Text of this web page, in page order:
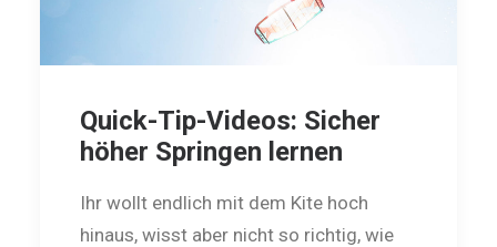
Quick-Tip-Videos: Sicher
höher Springen lernen
Ihr wollt endlich mit dem Kite hoch
hinaus, wisst aber nicht so richtig, wie